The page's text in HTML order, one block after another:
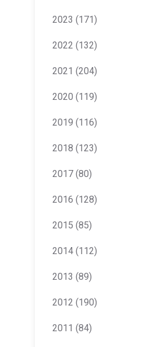
2023 (171)
2022 (132)
2021 (204)
2020 (119)
2019 (116)
2018 (123)
2017 (80)
2016 (128)
2015 (85)
2014 (112)
2013 (89)
2012 (190)
2011 (84)